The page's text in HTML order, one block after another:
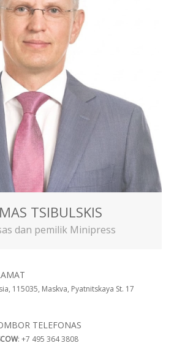
TSIBULSKIS
dan pemilik Minipress
115035, Maskva, Pyatnitskaya St. 17
TELEFONAS
: +7 495 364 3808